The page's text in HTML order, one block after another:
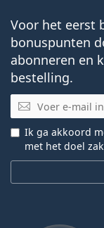
Voor het eerst
bonuspunten
abonneren en
bestelling.
E-mail
Ik ga akkoord
met het doel